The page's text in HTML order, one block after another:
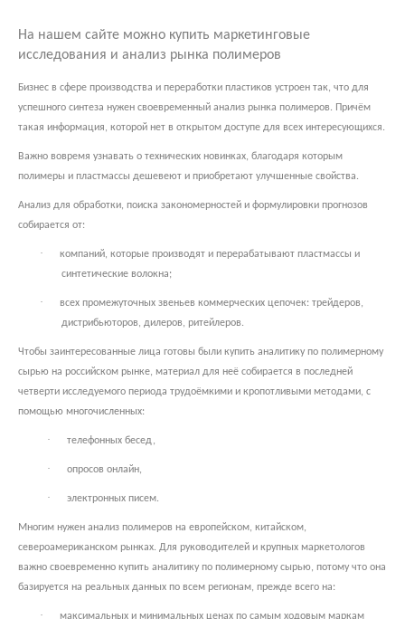
На нашем сайте можно купить маркетинговые
исследования и анализ рынка полимеров
Бизнес в сфере производства и переработки пластиков устроен так, что для
успешного синтеза нужен своевременный анализ рынка полимеров. Причём
такая информация, которой нет в открытом доступе для всех интересующихся.
Важно вовремя узнавать о технических новинках, благодаря которым
полимеры и пластмассы дешевеют и приобретают улучшенные свойства.
Анализ для обработки, поиска закономерностей и формулировки прогнозов
собирается от:
·
компаний, которые производят и перерабатывают пластмассы и
синтетические волокна;
·
всех промежуточных звеньев коммерческих цепочек: трейдеров,
дистрибьюторов, дилеров, ритейлеров.
Чтобы заинтересованные лица готовы были купить аналитику по полимерному
сырью на российском рынке, материал для неё собирается в последней
четверти исследуемого периода трудоёмкими и кропотливыми методами, с
помощью многочисленных:
· телефонных бесед,
· опросов онлайн,
· электронных писем.
Многим нужен анализ полимеров на европейском, китайском,
североамериканском рынках. Для руководителей и крупных маркетологов
важно своевременно купить аналитику по полимерному сырью, потому что она
базируется на реальных данных по всем регионам, прежде всего на:
·
максимальных и минимальных ценах по самым ходовым маркам